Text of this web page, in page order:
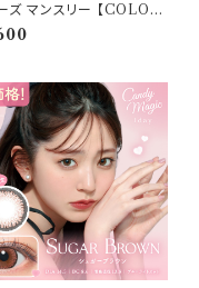
ズ マンスリー 【COLOR：
ュルミエールnew】 【1箱
】【 一条響 イメージモデル
トレンズ